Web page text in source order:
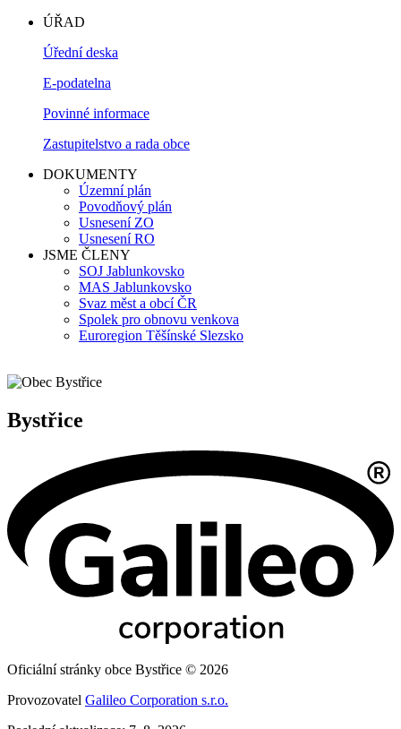
ÚŘAD
Úřední deska
E-podatelna
Povinné informace
Zastupitelstvo a rada obce
DOKUMENTY
Územní plán
Povodňový plán
Usnesení ZO
Usnesení RO
JSME ČLENY
SOJ Jablunkovsko
MAS Jablunkovsko
Svaz měst a obcí ČR
Spolek pro obnovu venkova
Euroregion Těšínské Slezsko
Bystřice
Oficiální stránky obce Bystřice © 2026
Provozovatel Galileo Corporation s.r.o.